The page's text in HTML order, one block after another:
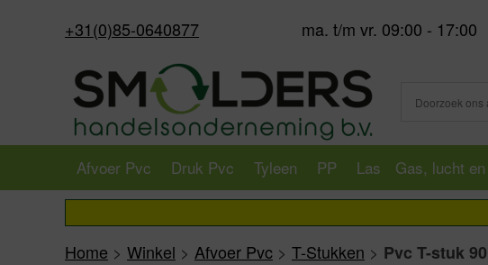
+31(0)85-0640877 ma. t/m vr. 09:00 - 17:00
Afvoer Pvc Druk Pvc Tyleen PP Las Gas, lucht
Home > Winkel > Afvoer Pvc > T-Stukken > Pvc T-stuk